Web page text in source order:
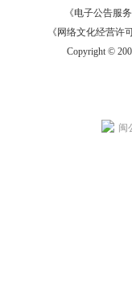
《电子公告服务
《网络文化经营许
Copyright ©
闽